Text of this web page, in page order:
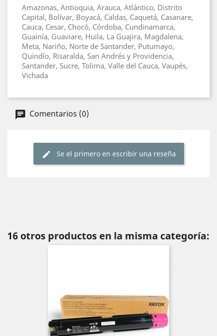
Amazonas, Antioquia, Arauca, Atlántico, Distrito
Capital, Bolívar, Boyacá, Caldas, Caquetá, Casanare,
Cauca, Cesar, Chocó, Córdoba, Cundinamarca,
Guainía, Guaviare, Huila, La Guajira, Magdalena,
Meta, Nariño, Norte de Santander, Putumayo,
Quindío, Risaralda, San Andrés y Providencia,
Santander, Sucre, Tolima, Valle del Cauca, Vaupés,
Vichada
Comentarios (0)
Se el primero en escribir una reseña
16 otros productos en la misma categoría: